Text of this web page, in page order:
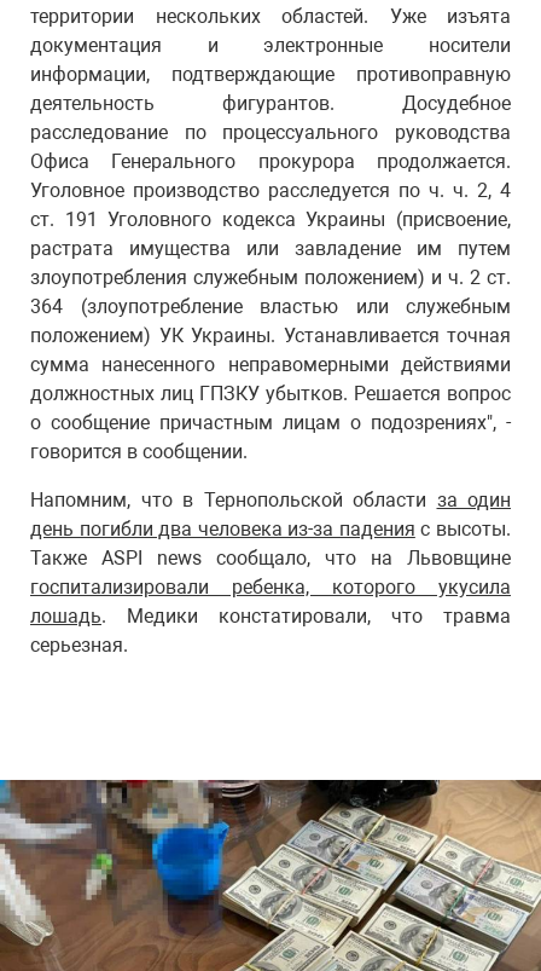
территории нескольких областей. Уже изъята
документация и электронные носители
информации, подтверждающие противоправную
деятельность фигурантов. Досудебное
расследование по процессуального руководства
Офиса Генерального прокурора продолжается.
Уголовное производство расследуется по ч. ч. 2, 4
ст. 191 Уголовного кодекса Украины (присвоение,
растрата имущества или завладение им путем
злоупотребления служебным положением) и ч. 2 ст.
364 (злоупотребление властью или служебным
положением) УК Украины. Устанавливается точная
сумма нанесенного неправомерными действиями
должностных лиц ГПЗКУ убытков. Решается вопрос
о сообщение причастным лицам о подозрениях", -
говорится в сообщении.
Напомним, что в Тернопольской области за один
день погибли два человека из-за падения с высоты.
Также ASPI news сообщало, что на Львовщине
госпитализировали ребенка, которого укусила
лошадь. Медики констатировали, что травма
серьезная.